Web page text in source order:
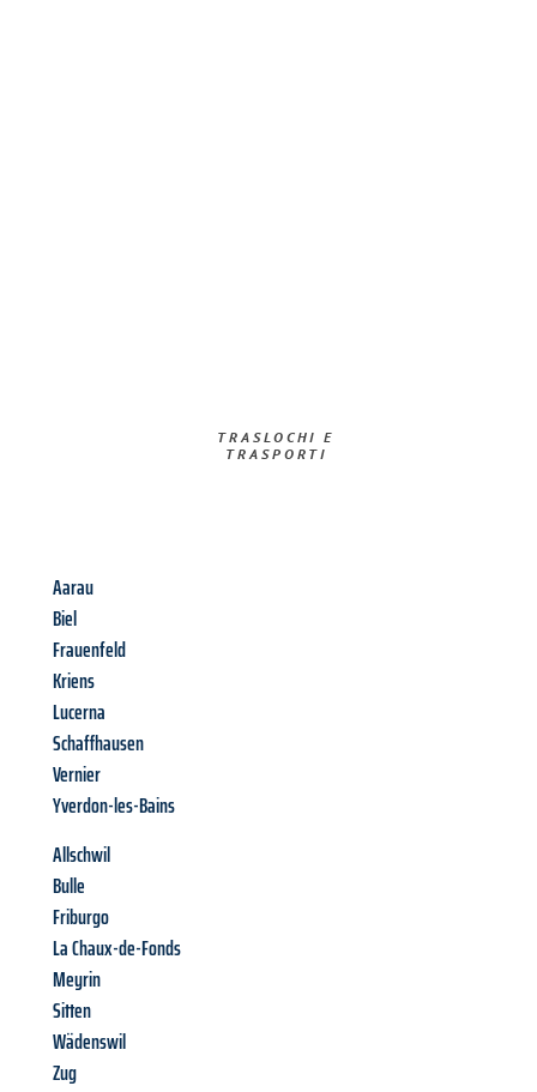
TRASLOCHI E
TRASPORTI​
Aarau
Biel
Frauenfeld
Kriens
Lucerna
Schaffhausen
Vernier
Yverdon-les-Bains
Allschwil
Bulle
Friburgo
La Chaux-de-Fonds
Meyrin
Sitten
Wädenswil
Zug